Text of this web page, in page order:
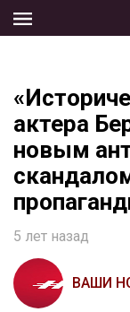
the
актера
новым
5 лет назад
ВАШИ